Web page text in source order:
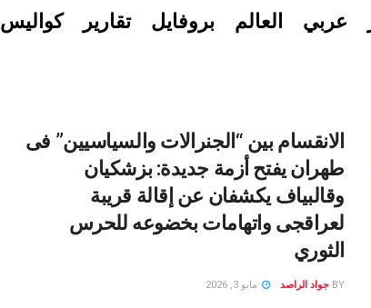
عربي العالم بروفايل تقارير كواليس
الانقسام بين “الجنرالات والسياسيين” فى
طهران يفتح أزمة جديدة: بزشكيان
وقالبياف يكشفان عن إقالة قريبة
لعراقجى واتهامات بخضوعه للحرس
الثوري
BY جواد الراصد مايو 3, 2026